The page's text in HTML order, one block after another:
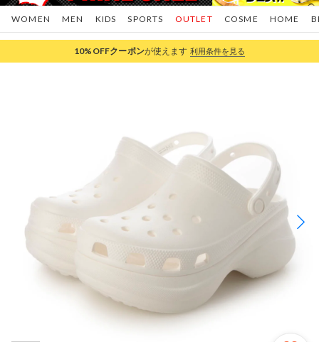
WOMEN MEN KIDS SPORTS COSME HOME
OUTLET
10%OFFクーポンが使えます 利用条件を見る